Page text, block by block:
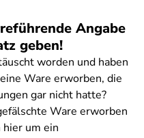
Angabe
geben!
worden und haben
Ware erworben, die
gar nicht hatte?
Ware erworben
hier um ein